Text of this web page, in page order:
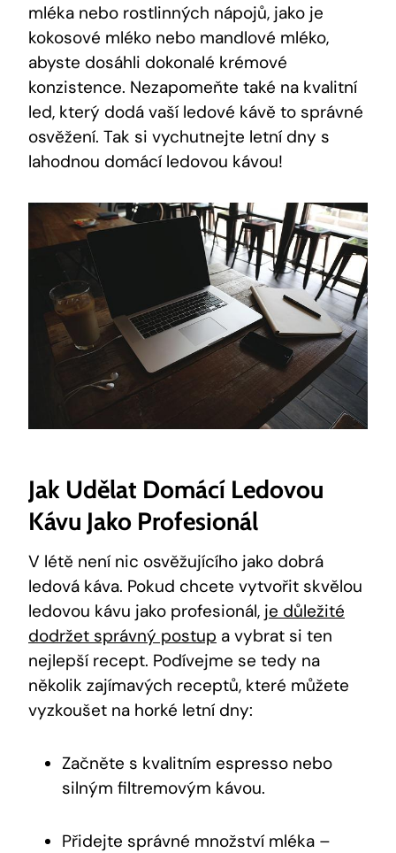
mléka nebo rostlinných nápojů, jako je
kokosové mléko nebo mandlové mléko,
abyste dosáhli dokonalé krémové
konzistence. Nezapomeňte také na kvalitní
led, který dodá vaší ledové kávě to správné
osvěžení. Tak si vychutnejte letní dny s
lahodnou domácí ledovou kávou!
Jak Udělat Domácí Ledovou
Kávu Jako Profesionál
V létě není nic osvěžujícího jako dobrá
ledová káva. Pokud chcete vytvořit skvělou
ledovou kávu jako profesionál, je důležité
dodržet správný postup a vybrat si ten
nejlepší recept. Podívejme se tedy na
několik zajímavých receptů, které můžete
vyzkoušet na horké letní dny:
Začněte s kvalitním espresso nebo
silným filtremovým kávou.
Přidejte správné množství mléka –